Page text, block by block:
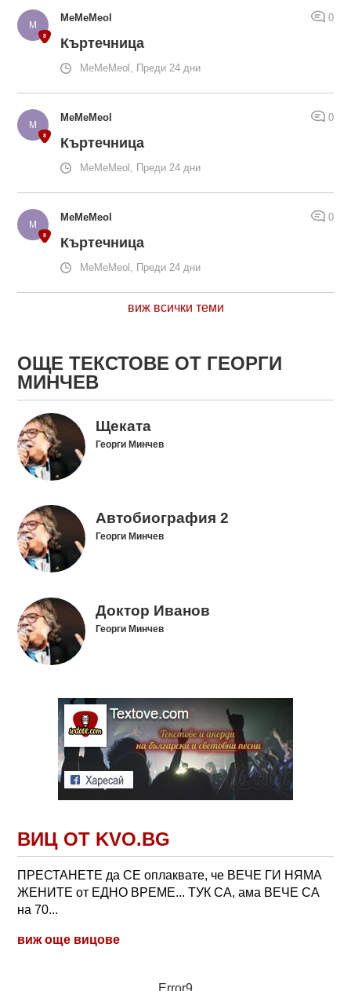
MeMeMeol 0
Къртечница
MeMeMeol, Преди 24 дни
MeMeMeol 0
Къртечница
MeMeMeol, Преди 24 дни
MeMeMeol 0
Къртечница
MeMeMeol, Преди 24 дни
виж всички теми
ОЩЕ ТЕКСТОВЕ ОТ ГЕОРГИ
МИНЧЕВ
Щеката
Георги Минчев
Автобиография 2
Георги Минчев
Доктор Иванов
Георги Минчев
ВИЦ ОТ KVO.BG
ПРЕСТАНЕТЕ да СЕ оплаквате, че ВЕЧЕ ГИ НЯМА
ЖЕНИТЕ от ЕДНО ВРЕМЕ... ТУК СА, ама ВЕЧЕ СА
на 70...
виж още вицове